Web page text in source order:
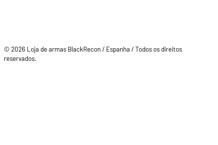
© 2026 Loja de armas BlackRecon / Espanha / Todos os direitos
reservados.